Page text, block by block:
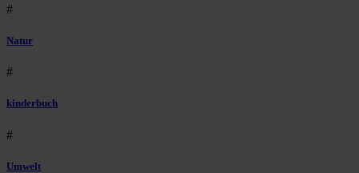
#
Natur
#
kinderbuch
#
Umwelt